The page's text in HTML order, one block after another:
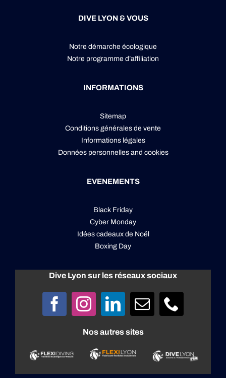
DIVE LYON & VOUS
Notre démarche écologique
Notre programme d’affiliation
INFORMATIONS
Sitemap
Conditions générales de vente
Informations légales
Données personnellesand cookies
EVENEMENTS
Black Friday
Cyber Monday
Idées cadeaux de Noël
Boxing Day
Dive Lyon sur les réseaux sociaux
Nos autres sites